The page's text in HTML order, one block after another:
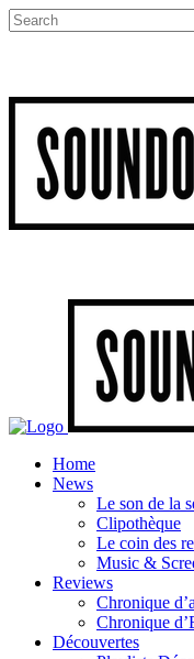
Home
News
Le son de la
Clipothèque
Le coin des
Music &
Reviews
Chronique
Chronique
Découvertes